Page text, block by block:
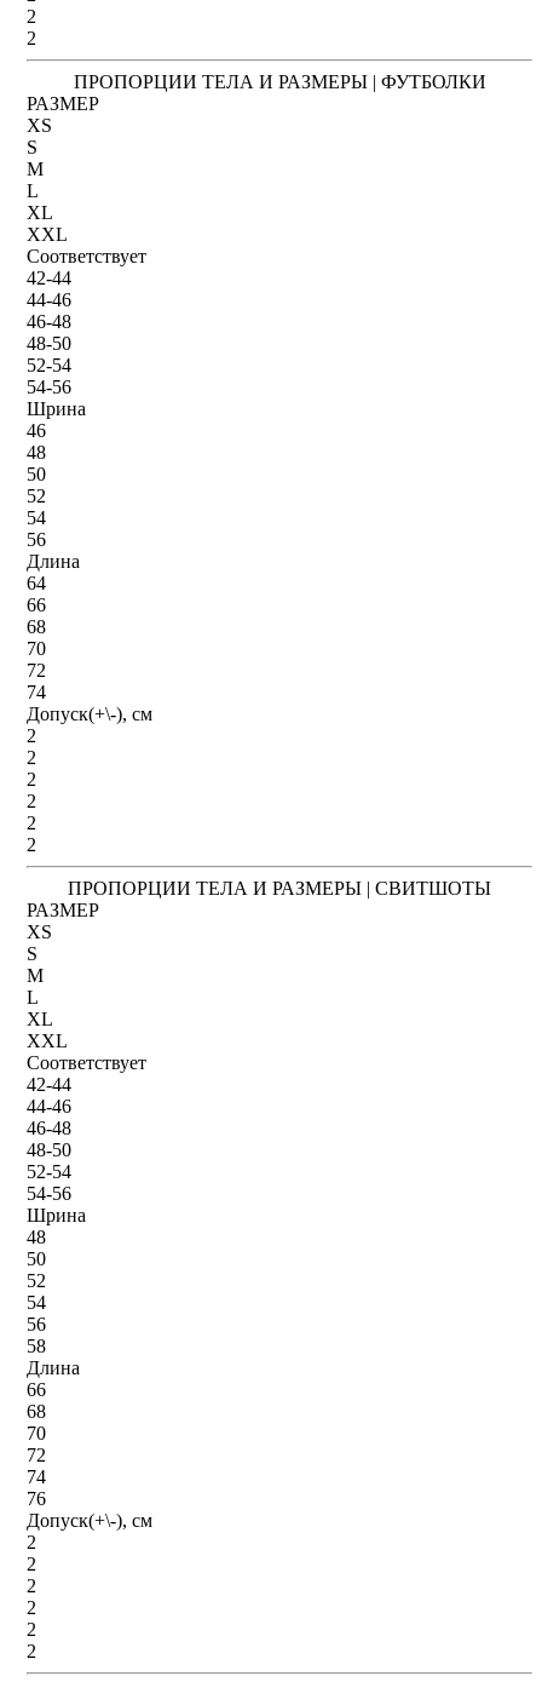
2
2
ПРОПОРЦИИ ТЕЛА И РАЗМЕРЫ | ФУТБОЛКИ
РАЗМЕР
XS
S
M
L
XL
XXL
Соответствует
42-44
44-46
46-48
48-50
52-54
54-56
Шрина
46
48
50
52
54
56
Длина
64
66
68
70
72
74
Допуск(+\-), см
2
2
2
2
2
2
ПРОПОРЦИИ ТЕЛА И РАЗМЕРЫ | СВИТШОТЫ
РАЗМЕР
XS
S
M
L
XL
XXL
Соответствует
42-44
44-46
46-48
48-50
52-54
54-56
Шрина
48
50
52
54
56
58
Длина
66
68
70
72
74
76
Допуск(+\-), см
2
2
2
2
2
2